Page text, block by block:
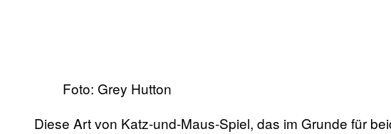
Foto: Grey Hutton
Diese Art von Katz-und-Maus-Spiel, das im Grunde für